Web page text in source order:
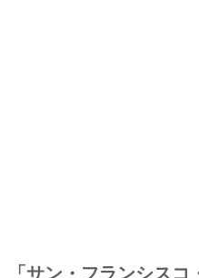
「サン・フランシス